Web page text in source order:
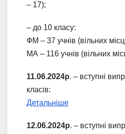
– 17);
– до 10 класу:
ФМ – 37 учнів (вільних
МА – 116 учнів (вільних
11.06.2024р. – вступні
класів:
Детальніше
12.06.2024р. – вступні